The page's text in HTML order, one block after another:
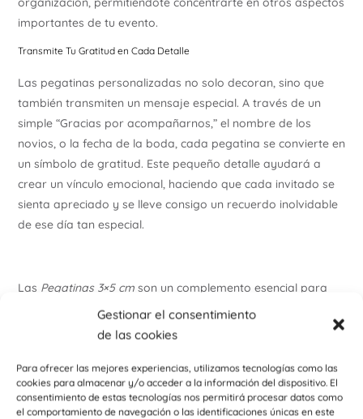
Gestionar el consentimiento
de las cookies
Para ofrecer las mejores experiencias, utilizamos tecnologías como las
cookies para almacenar y/o acceder a la información del dispositivo. El
consentimiento de estas tecnologías nos permitirá procesar datos como
el comportamiento de navegación o las identificaciones únicas en este
importantes de tu evento.
Transmite Tu Gratitud en Cada Detalle
Las pegatinas personalizadas no solo decoran, sino que
también transmiten un mensaje especial. A través de un
simple “Gracias por acompañarnos,” el nombre de los
novios, o la fecha de la boda, cada pegatina se convierte en
un símbolo de gratitud. Este pequeño detalle ayudará a
crear un vínculo emocional, haciendo que cada invitado se
sienta apreciado y se lleve consigo un recuerdo inolvidable
de ese día tan especial.
Las Pegatinas 3×5 cmson un complemento esencial para
cualquier boda que busque transmitir cuidado y atención en
cada detalle. Con su tamaño ideal, materiales de alta
estas pegatinas ofrecen una presentación elegante y
memorable para cualquier obsequio de boda. Ya sea en un
frasco, una caja o una bolsa, nuestras pegatinas agregarán